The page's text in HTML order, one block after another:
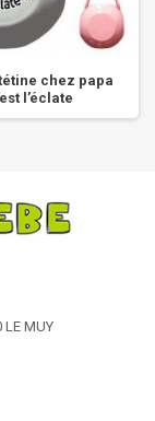
chez papa
l’éclate
MUY